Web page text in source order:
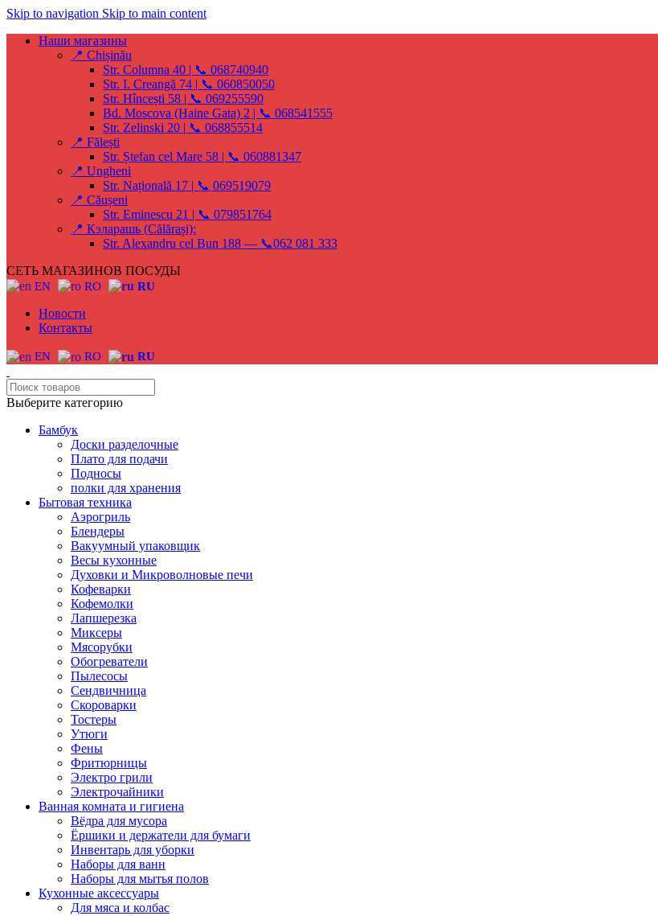
Skip to navigation Skip to main content
Наши магазины
📍 Chișinău
Str. Columna 40 | 📞 068740940
Str. I. Creangă 74 | 📞 060850050
Str. Hîncești 58 | 📞 069255590
Bd. Moscova (Haine Gata) 2 | 📞 068541555
Str. Zelinski 20 | 📞 068855514
📍 Fălești
Str. Ștefan cel Mare 58 | 📞 060881347
📍 Ungheni
Str. Națională 17 | 📞 069519079
📍 Căușeni
Str. Eminescu 21 | 📞 079851764
📍 Кэларашь (Călărași):
Str. Alexandru cel Bun 188 — 📞062 081 333
СЕТЬ МАГАЗИНОВ ПОСУДЫ
EN RO RU
Новости
Контакты
EN RO RU
Выберите категорию
Бамбук
Доски разделочные
Плато для подачи
Подносы
полки для хранения
Бытовая техника
Аэрогриль
Блендеры
Вакуумный упаковщик
Весы кухонные
Духовки и Микроволновые печи
Кофеварки
Кофемолки
Лапшерезка
Миксеры
Мясорубки
Обогреватели
Пылесосы
Сендвичница
Скороварки
Тостеры
Утюги
Фены
Фритюрницы
Электро грили
Электрочайники
Ванная комната и гигиена
Вёдра для мусора
Ёршики и держатели для бумаги
Инвентарь для уборки
Наборы для ванн
Наборы для мытья полов
Кухонные аксессуары
Для мяса и колбас